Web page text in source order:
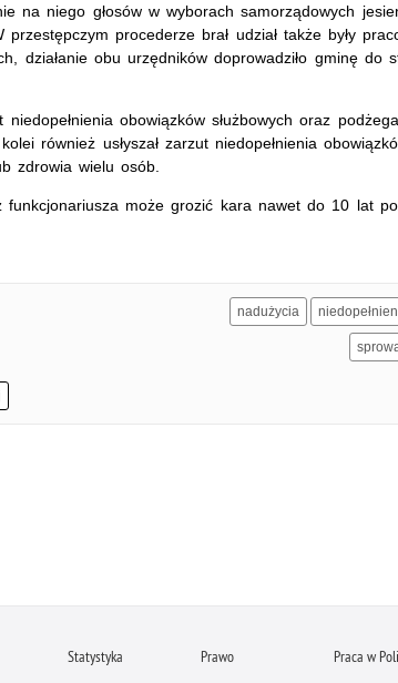
na niego głosów w wyborach samorządowych
procederze brał udział także były
działanie obu urzędników doprowadziło gminę do
niedopełnienia obowiązków służbowych oraz
również usłyszał zarzut niedopełnienia
zdrowia wielu osób.
może grozić kara nawet do 10 lat
nadużycia
Statystyka Prawo Praca w